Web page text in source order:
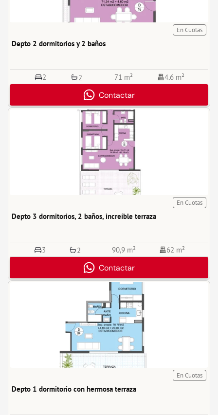
En Cuotas
Depto 2 dormitorios y 2 baños
2 2 71 m² 4,6 m²
Contactar
En Cuotas
Depto 3 dormitorios, 2 baños, increíble terraza
3 2 90,9 m² 62 m²
Contactar
En Cuotas
Depto 1 dormitorio con hermosa terraza